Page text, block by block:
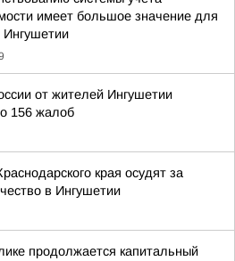
имеет большое значение для
Ингушетии
от жителей Ингушетии
156 жалоб
края осудят за
в Ингушетии
продолжается капитальный